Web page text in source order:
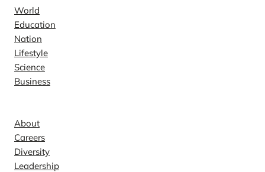
World
Education
Nation
Lifestyle
Science
Business
About
Careers
Diversity
Leadership